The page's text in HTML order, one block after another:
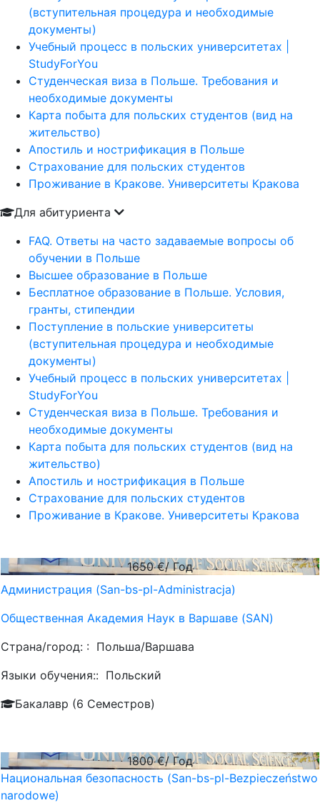
(вступительная процедура и необходимые
документы)
Учебный процесс в польских университетах |
StudyForYou
Студенческая виза в Польше. Требования и
необходимые документы
Карта побыта для польских студентов (вид на
жительство)
Апостиль и нострификация в Польше
Страхование для польских студентов
Проживание в Кракове. Университеты Кракова
Для абитуриента
FAQ. Ответы на часто задаваемые вопросы об
обучении в Польше
Высшее образование в Польше
Бесплатное образование в Польше. Условия,
гранты, стипендии
Поступление в польские университеты
(вступительная процедура и необходимые
документы)
Учебный процесс в польских университетах |
StudyForYou
Студенческая виза в Польше. Требования и
необходимые документы
Карта побыта для польских студентов (вид на
жительство)
Апостиль и нострификация в Польше
Страхование для польских студентов
Проживание в Кракове. Университеты Кракова
1650€/ Год
Администрация (San-bs-pl-Administracja)
Общественная Академия Наук в Варшаве (SAN)
Страна/город: : Польша/Варшава
Языки обучения:: Польский
Бакалавр (6 Семестров)
1800€/ Год
Национальная безопасность (San-bs-pl-Bezpieczeństwo
narodowe)